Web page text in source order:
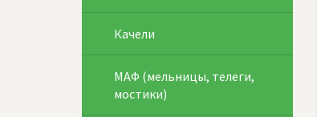
Качели
МАФ (мельницы, телеги,
мостики)